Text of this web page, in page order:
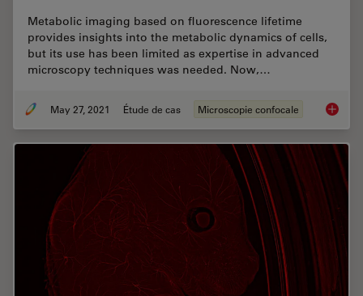
Metabolic imaging based on fluorescence lifetime
provides insights into the metabolic dynamics of cells,
but its use has been limited as expertise in advanced
microscopy techniques was needed. Now,…
May 27, 2021 Étude de cas Microscopie confocale How to